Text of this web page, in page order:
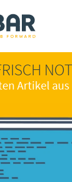
Artikel